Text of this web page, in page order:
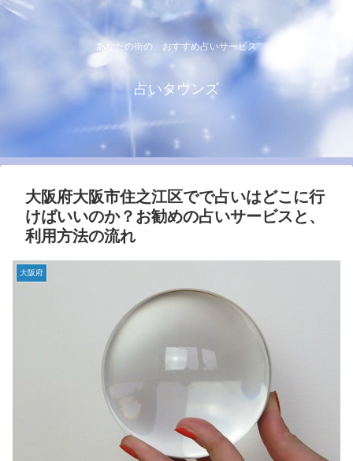
あなたの街の、おすすめ占いサービス
占いタウンズ
大阪府大阪市住之江区でで占いはどこに行
けばいいのか？お勧めの占いサービスと、
利用方法の流れ
大阪府